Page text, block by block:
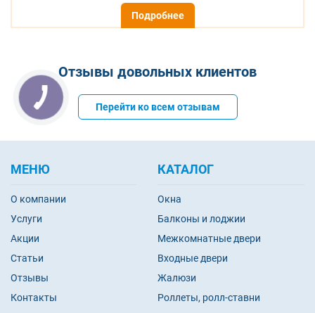
Подробнее
Отзывы довольных клиентов
Перейти ко всем отзывам
МЕНЮ
О компании
Услуги
Акции
Статьи
Отзывы
Контакты
КАТАЛОГ
Окна
Балконы и лоджии
Межкомнатные двери
Входные двери
Жалюзи
Роллеты, ролл-ставни